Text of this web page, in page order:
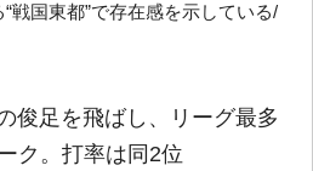
戦国東都”で存在感を示している/
俊足を飛ばし、リーグ最多
ク。打率は同2位